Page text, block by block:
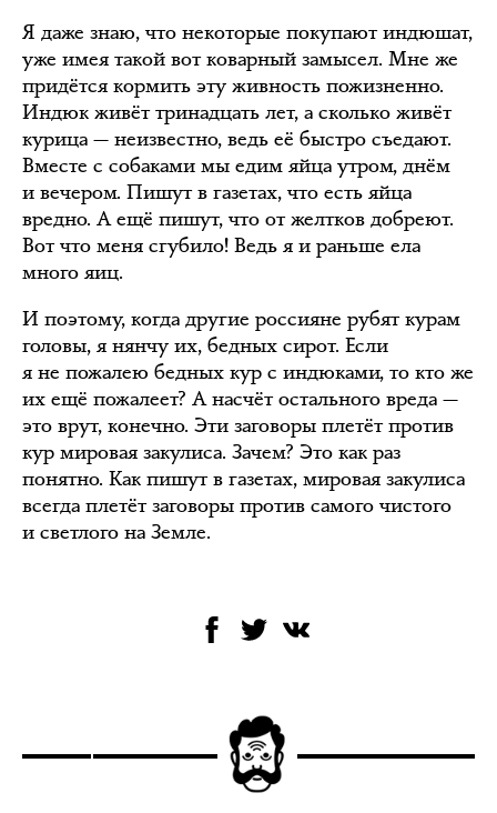
Я даже знаю, что некоторые покупают индюшат,
уже имея такой вот коварный замысел. Мне же
придётся кормить эту живность пожизненно.
Индюк живёт тринадцать лет, а сколько живёт
курица — неизвестно, ведь её быстро съедают.
Вместе с собаками мы едим яйца утром, днём
и вечером. Пишут в газетах, что есть яйца
вредно. А ещё пишут, что от желтков добреют.
Вот что меня сгубило! Ведь я и раньше ела
много яиц.
И поэтому, когда другие россияне рубят курам
головы, я нянчу их, бедных сирот. Если
я не пожалею бедных кур с индюками, то кто же
их ещё пожалеет? А насчёт остального вреда —
это врут, конечно. Эти заговоры плетёт против
кур мировая закулиса. Зачем? Это как раз
понятно. Как пишут в газетах, мировая закулиса
всегда плетёт заговоры против самого чистого
и светлого на Земле.